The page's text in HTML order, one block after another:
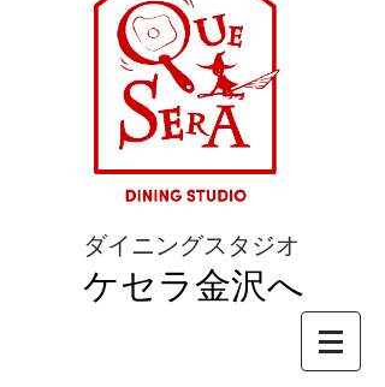
ダイニングスタジオ
ケセラ金沢へ